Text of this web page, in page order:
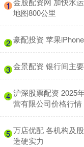
1
地图800公里
2 豪配投资 苹果
3 金景配资 银行间主
4 沪深股票配资 2025
营有限公司价格行情
5 万店优配 各机构及
造硬实力